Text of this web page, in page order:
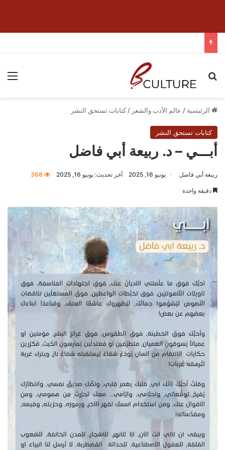
الرئيسية / عالم الأدب والشعر / كتابات تستحق النشر
كتابات تستحق النشر
أبـــي – د. ربيعة أبي فاضل
ربيعة أبي فاضل يونيو 16, 2025 آخر تحديث: يونيو 16, 2025 368
دقيقة واحدة